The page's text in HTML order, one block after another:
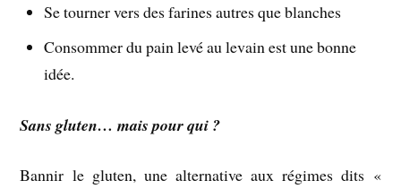
Se tourner vers des farines autres que blanches
Consommer du pain levé au levain est une bonne
idée.
Sans gluten… mais pour qui ?
Bannir le gluten, une alternative aux régimes dits «